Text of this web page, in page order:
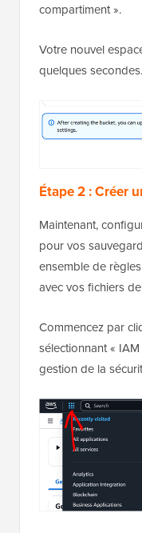
compartiment ».
Votre nouvel
quelques secondes.
Étape 2 : Créer
Maintenant,
pour vos
ensemble de
avec vos fichiers
Commencez par
sélectionnant «
gestion de la